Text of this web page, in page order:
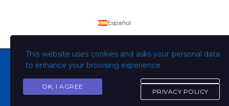
Copyright © Todos los derechos son de la Universidad
This website uses cookies and asks your personal data
to enhance your browsing experience.
OK, I AGREE
PRIVACY POLICY
Español